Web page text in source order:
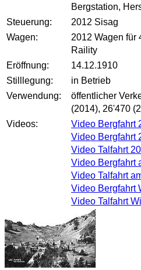
Bergstation,
Steuerung:
2012 Sisag
Wagen:
2012 Wagen für
Raility
Eröffnung:
14.12.1910
Stilllegung:
in Betrieb
Verwendung:
öffentlicher
(2014), 26'470
Videos:
Video Bergfahrt
Video Bergfahrt
Video Talfahrt
Video Bergfahrt
Video Talfahrt
Video Bergfahrt
Video Talfahrt